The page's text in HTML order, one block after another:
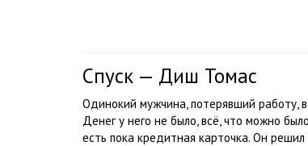
Спуск — Диш Томас
Одинокий мужчина, потерявший работу,
Денег у него не было, всё, что можно
есть пока кредитная карточка. Он